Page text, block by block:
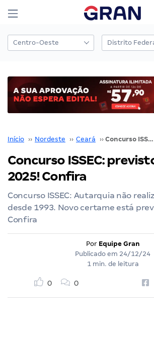
Início ›› Nordeste ›› Ceará ›› Concurso ISSEC: previsto no PLOA 2025! Confira
Concurso ISSEC:
2025! Confira
Concurso ISSEC: Autarquia não
desde 1993. Novo certame está
Confira
Por Equipe Gran
Publicado em 24/12/24
1 min. de leitura
0 0